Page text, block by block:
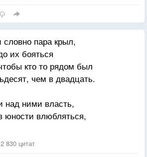
жену,
осталась...
пара крыл,
их бояться
кто то рядом был
чем в двадцать.
над ними власть,
юности влюбляться,
страсть,
,чем в двадцать.
830 цитат